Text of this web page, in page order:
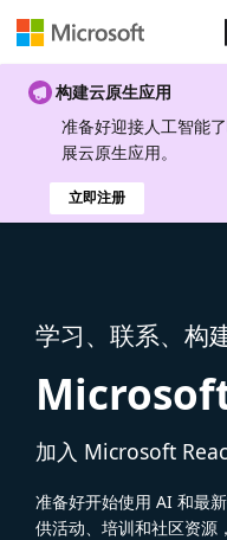
构建云原生应用
准备好迎接人工智能
展云原生应用。
立即注册
学习、联系、构
加入 Microsoft
准备好开始使用 AI 和最
供活动、培训和社区资源